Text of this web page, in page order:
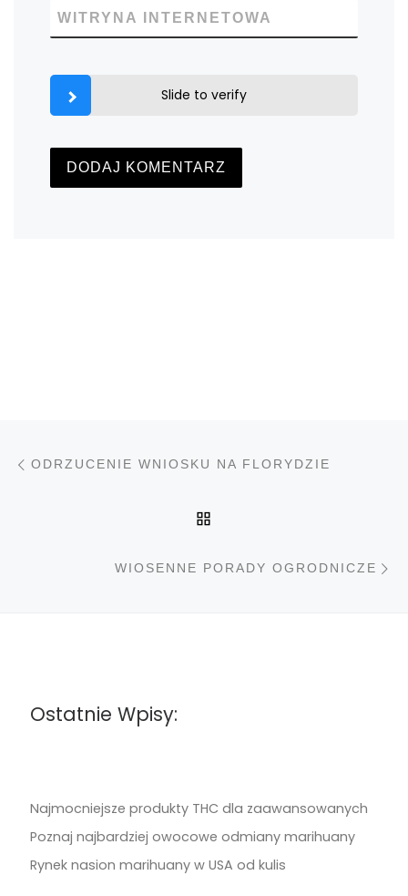
WITRYNA INTERNETOWA
Slide to verify
Nawigacja wpisu
ODRZUCENIE WNIOSKU NA FLORYDZIE
WIOSENNE PORADY OGRODNICZE
Ostatnie Wpisy:
Najmocniejsze produkty THC dla zaawansowanych
Poznaj najbardziej owocowe odmiany marihuany
Rynek nasion marihuany w USA od kulis